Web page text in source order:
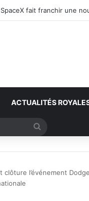
SpaceX fait franchir une
ACTUALITÉS
clôture l’événement